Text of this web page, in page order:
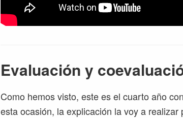
Evaluación y
Como hemos visto, este es el cuarto año
esta ocasión, la explicación la voy a